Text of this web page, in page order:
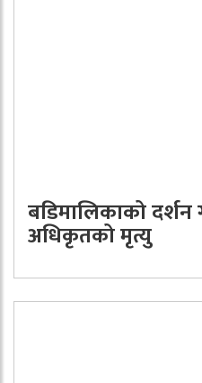
बडिमालिकाको
अधिकृतको मृत्यु